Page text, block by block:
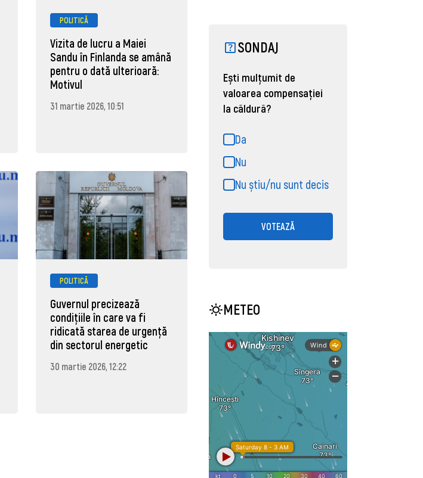
POLITICĂ
Vizita de lucru a Maiei
Sandu în Finlanda se amână
pentru o dată ulterioară:
Motivul
31 martie 2026, 10:51
POLITICĂ
Guvernul precizează
condițiile în care va fi
ridicată starea de urgență
din sectorul energetic
30 martie 2026, 12:22
SONDAJ
Ești mulțumit de
valoarea compensației
la căldură?
Da
Nu
Nu știu/nu sunt decis
VOTEAZĂ
METEO